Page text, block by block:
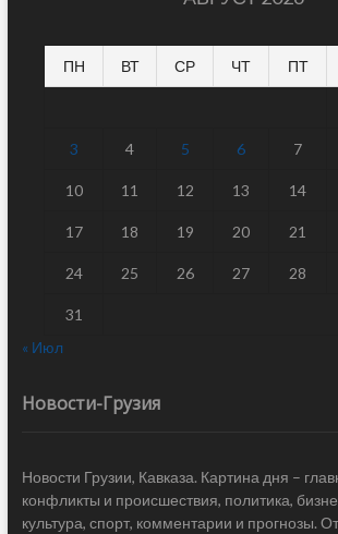
ПН ВТ СР ЧТ ПТ
3 4 5 6 7
10 11 12 13 14
17 18 19 20 21
24 25 26 27 28
31
« Июл
Новости-Грузия
Новости Грузии, Кавказа. Картина дня –
конфликты и происшествия, политика,
культура, спорт, комментарии и прогнозы.